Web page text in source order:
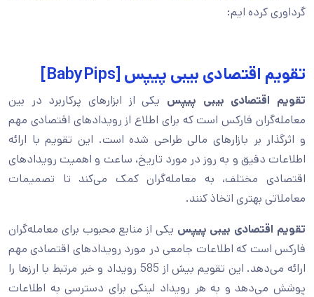
گرداوری کرده ایم:
تقویم اقتصادی بیبی پیپس [BabyPips]
تقویم اقتصادی بیبی پیپس یکی از ابزارهای پرکاربرد در بین
معامله‌گران فارکس است که برای اطلاع از رویدادهای اقتصادی مهم
و اثرگذار بر بازارهای مالی طراحی شده است. این تقویم با ارائه
اطلاعات دقیق و به روز در مورد تاریخ، ساعت و اهمیت رویدادهای
اقتصادی مختلف، به معامله‌گران کمک می‌کند تا تصمیمات
معاملاتی بهتری اتخاذ کنند.
تقویم اقتصادی بیبی پیپس یکی از منابع محبوب برای معامله‌گران
فارکس است که اطلاعات جامعی در مورد رویدادهای اقتصادی مهم
ارائه می‌دهد. این تقویم بیش از 585 رویداد و خبر مرتبط با ارزها را
پوشش می‌دهد و به هر رویداد لینکی برای دسترسی به اطلاعات